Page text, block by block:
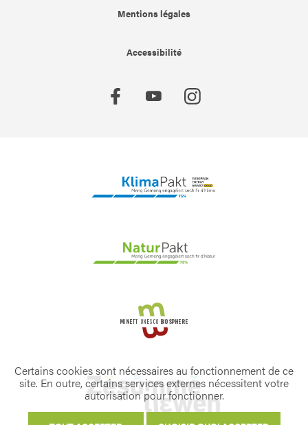
Mentions légales
Accessibilité
Certains cookies sont nécessaires au fonctionnement de ce
site. En outre, certains services externes nécessitent votre
autorisation pour fonctionner.